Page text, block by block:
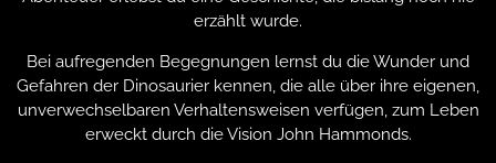
erzählt wurde.
Bei aufregenden Begegnungen lernst du die Wunder und
Gefahren der Dinosaurier kennen, die alle über ihre eigenen,
unverwechselbaren Verhaltensweisen verfügen, zum Leben
erweckt durch die Vision John Hammonds.